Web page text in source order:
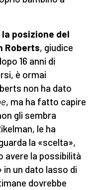
posizione del
Roberts, giudice
16 anni di
è ormai
non ha dato
, ma ha fatto capire
gli sembra
le ha
la «scelta»,
avere la possibilità
in un dato lasso di
dovrebbe